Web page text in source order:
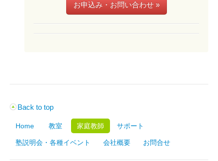
お申込み・お問い合わせ »
Back to top
Home 教室 家庭教師 サポート
塾説明会・各種イベント 会社概要 お問合せ